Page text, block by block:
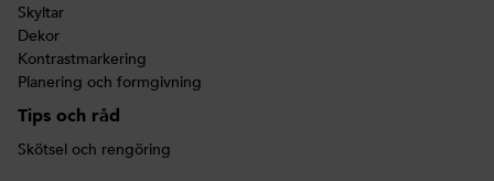
Skyltar
Dekor
Kontrastmarkering
Planering och formgivning
Tips och råd
Skötsel och rengöring